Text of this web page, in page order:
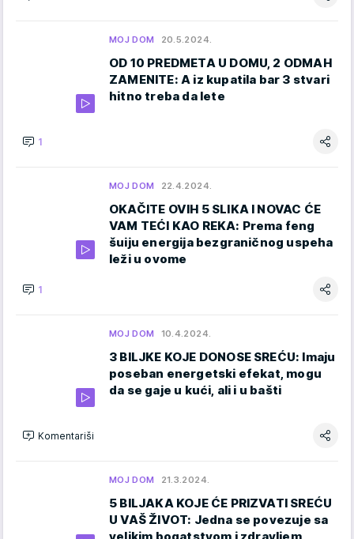
MOJ DOM 20.5.2024.
OD 10 PREDMETA U DOMU, 2 ODMAH
ZAMENITE: A iz kupatila bar 3 stvari
hitno treba da lete
1
MOJ DOM 22.4.2024.
OKAČITE OVIH 5 SLIKA I NOVAC ĆE
VAM TEĆI KAO REKA: Prema feng
šuiju energija bezgraničnog uspeha
leži u ovome
1
MOJ DOM 10.4.2024.
3 BILJKE KOJE DONOSE SREĆU: Imaju
poseban energetski efekat, mogu
da se gaje u kući, ali i u bašti
Komentariši
MOJ DOM 21.3.2024.
5 BILJAKA KOJE ĆE PRIZVATI SREĆU
U VAŠ ŽIVOT: Jedna se povezuje sa